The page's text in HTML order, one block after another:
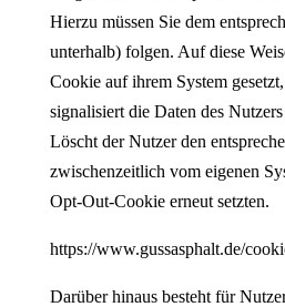
Hierzu müssen Sie dem
unterhalb) folgen. Auf diese
Cookie auf ihrem System
signalisiert die Daten des
Löscht der Nutzer den
zwischenzeitlich vom eigenen
Opt-Out-Cookie erneut setzten.
https://www.gussasphalt.de/
Darüber hinaus besteht für